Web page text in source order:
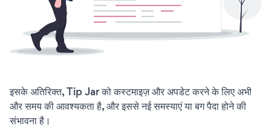
इसके अतिरिक्त, Tip Jar को कस्टमाइज़ और अपडेट करने के लिए अभी
और समय की आवश्यकता है, और इससे नई समस्याएं या बग पैदा होने की
संभावना है।